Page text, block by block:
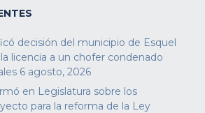
decisión del municipio de Esquel
licencia a un chofer condenado
6 agosto, 2026
en Legislatura sobre los
para la reforma de la Ley